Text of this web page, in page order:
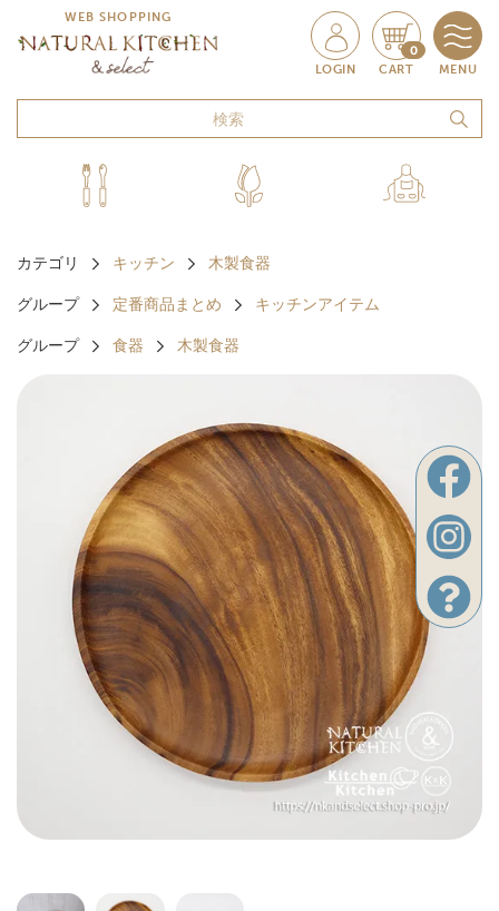
WEB SHOPPING
LOGIN
0
CART MENU
カテゴリ キッチン 木製食器
グループ 定番商品まとめ キッチンアイテム
グループ 食器 木製食器